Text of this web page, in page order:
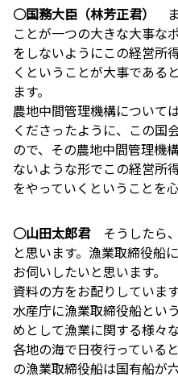
○国務大臣（林芳正君）
ことが一つの大きな大事な
をしないようにこの経営所
くということが大事である
ます。
農地中間管理機構について
くださったように、この国
ので、その農地中間管理機
ないような形でこの経営所
をやっていくということを
○山田太郎君そうしたら、
と思います。漁業取締役船
お伺いしたいと思います。
資料の方をお配りしていま
水産庁に漁業取締役船とい
めとして漁業に関する様々
各地の海で日夜行っている
の漁業取締役船は国有船が